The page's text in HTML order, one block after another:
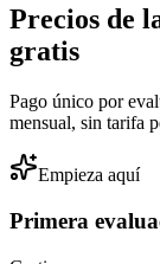
Precios de
gratis
Pago único por
mensual, sin tarifa
Empieza aquí
Primera